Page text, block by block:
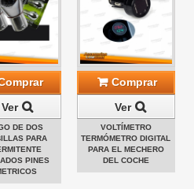
Ver
DE DOS
PARA
PINES
Comprar
Ver
VOLTÍMETRO
TERMÓMETRO DIGITAL
PARA EL MECHERO
DEL COCHE